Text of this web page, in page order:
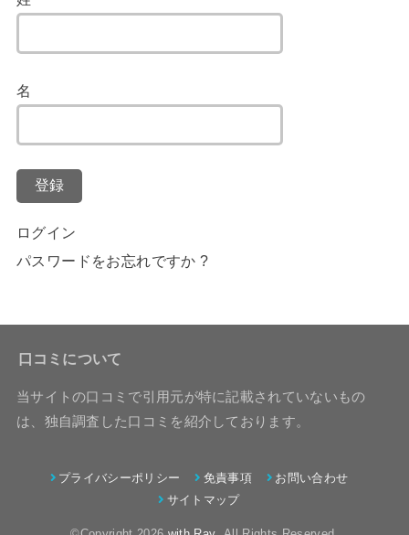
名
登録
ログイン
パスワードをお忘れですか ?
口コミについて
当サイトの口コミで引用元が特に記載されていないもの
は、独自調査した口コミを紹介しております。
プライバシーポリシー 免責事項
お問い合わせ
サイトマップ